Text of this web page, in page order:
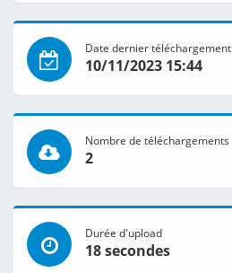
Date dernier téléchargement
10/11/2023 15:44
Nombre de téléchargements
2
Durée d'upload
18 secondes